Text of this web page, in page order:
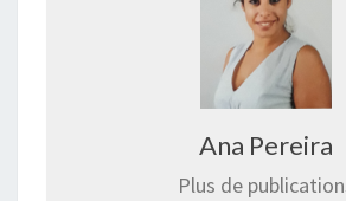
Ana Pereira
Plus de